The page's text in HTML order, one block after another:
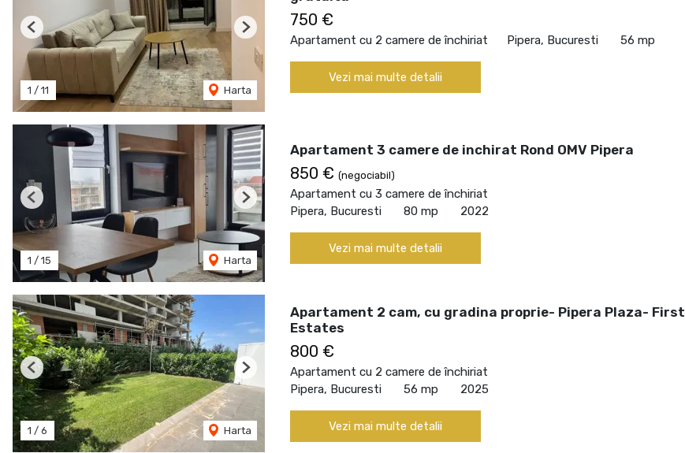
1 / 11 Harta
Previous Next
750 €
Apartament cu 2 camere de închiriat Pipera, Bucuresti 56 mp
Vezi mai multe detalii
1 / 15 Harta
Previous Next
Apartament 3 camere de inchirat Rond OMV Pipera
850 € (negociabil)
Apartament cu 3 camere de închiriat
Pipera, Bucuresti
80 mp 2022
Vezi mai multe detalii
1 / 6 Harta
Previous Next
Apartament 2 cam, cu gradina proprie- Pipera Plaza- First
Estates
800 €
Apartament cu 2 camere de închiriat
Pipera, Bucuresti
56 mp 2025
Vezi mai multe detalii